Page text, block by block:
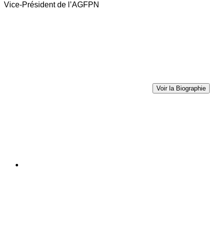
Vice-Président de l’AGFPN
Voir la Biographie